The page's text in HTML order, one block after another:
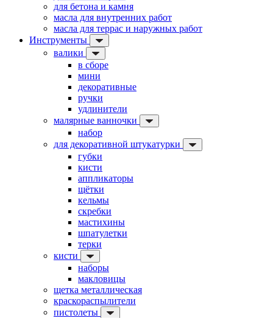
для бетона и камня
масла для внутренних работ
масла для террас и наружных работ
Инструменты
валики
в сборе
мини
декоративные
ручки
удлинители
малярные ванночки
набор
для декоративной штукатурки
губки
кисти
аппликаторы
щётки
кельмы
скребки
мастихины
шпатулетки
терки
кисти
наборы
макловицы
щетка металлическая
краскораспылители
пистолеты